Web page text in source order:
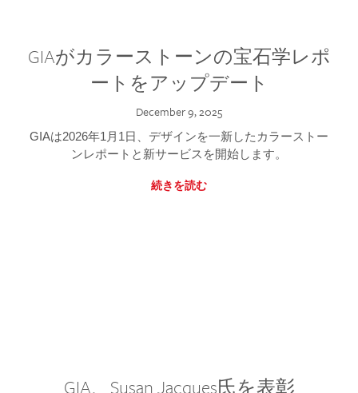
GIAがカラーストーンの宝石学レポ
ートをアップデート
December 9, 2025
GIAは2026年1月1日、デザインを一新したカラーストー
ンレポートと新サービスを開始します。
続きを読む
GIA、Susan Jacques氏を表彰